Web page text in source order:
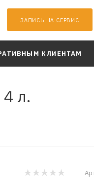
ЗАПИСЬ НА СЕРВИС
КЛИЕНТАМ
л.